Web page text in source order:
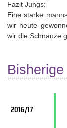
Fazit Jungs:
Eine starke
wir heute
wir die Schnauze
2016/17